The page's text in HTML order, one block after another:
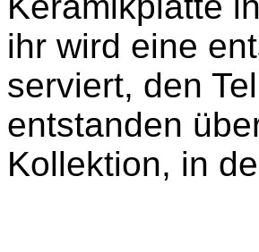
ihr wird eine
serviert, den
entstanden
Kollektion, in